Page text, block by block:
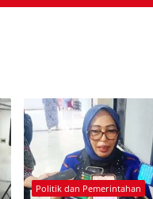
Politik dan Pemerintahan